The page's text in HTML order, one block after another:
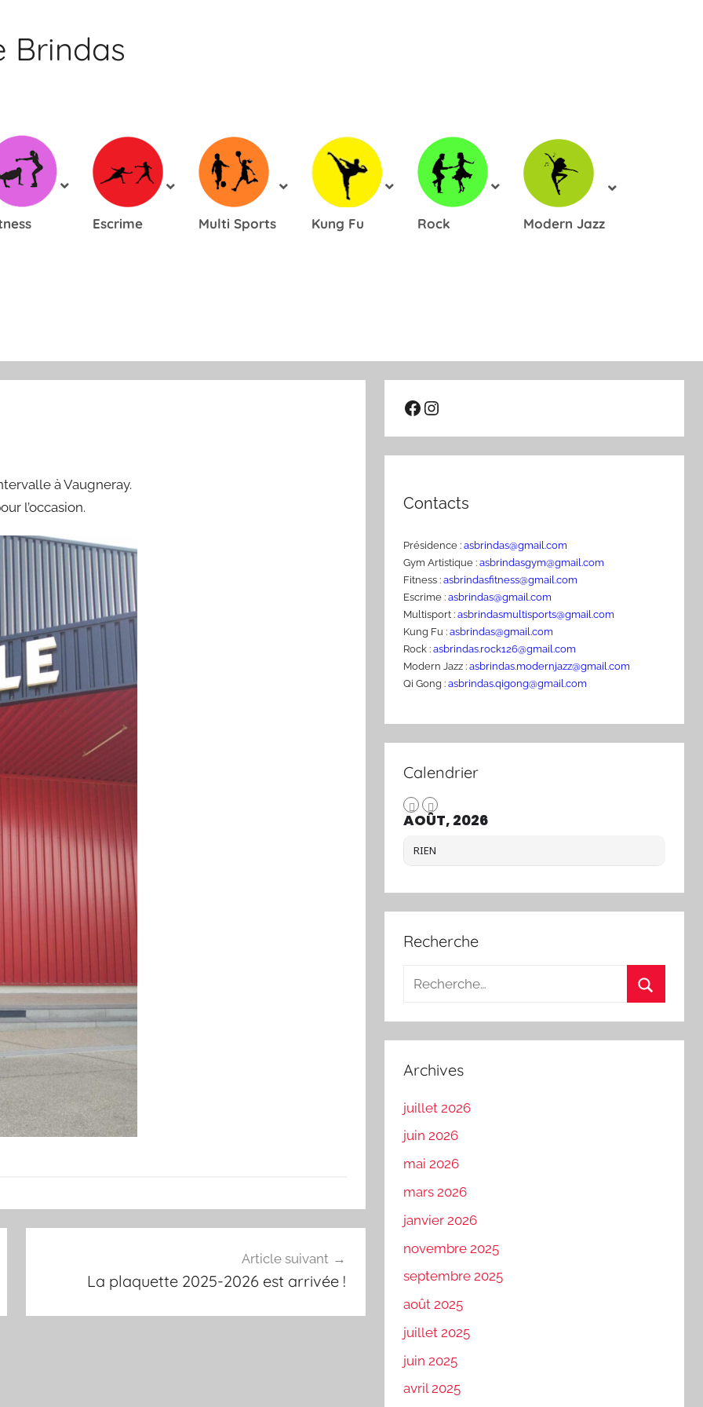
Brindas
Escrime Multi Sports Kung Fu Rock Modern Jazz
à Vaugneray.
l’occasion.
Article suivant
La plaquette 2025-2026 est arrivée !
Facebook
Instagram
Contacts
Présidence :asbrindas@gmail.com
Gym Artistique :asbrindasgym@gmail.com
Fitness :asbrindasfitness@gmail.com
Escrime :asbrindas@gmail.com
Multisport :asbrindasmultisports@gmail.com
Kung Fu :asbrindas@gmail.com
Rock :asbrindas.rock126@gmail.com
Modern Jazz :asbrindas.modernjazz@gmail.com
Qi Gong :asbrindas.qigong@gmail.com
Calendrier
AOÛT, 2026
RIEN
Recherche
Recherche
:
Archives
juillet 2026
juin 2026
mai 2026
mars 2026
janvier 2026
novembre 2025
septembre 2025
août 2025
juillet 2025
juin 2025
avril 2025